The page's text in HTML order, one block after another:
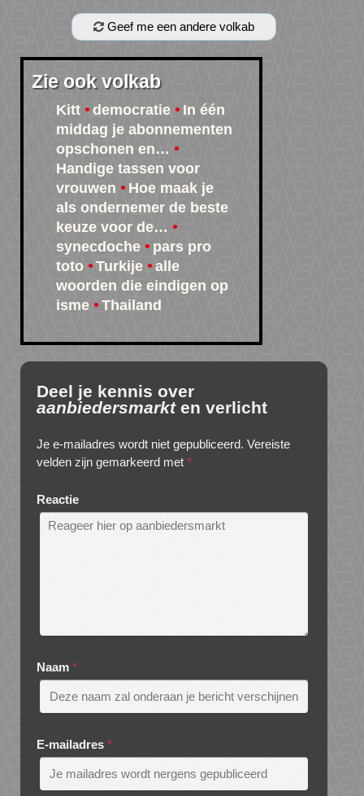
Geef me een andere volkab
Zie ook volkab
Kitt democratie
In één
middag je abonnementen
opschonen en…
Handige tassen voor
vrouwen
Hoe maak je
als ondernemer de beste
keuze voor de…
synecdoche
pars pro
toto
Turkije
alle
woorden die eindigen op
isme
Thailand
Deel je kennis over
aanbiedersmarkten verlicht
Je e-mailadres wordt niet gepubliceerd. Vereiste
velden zijn gemarkeerd met *
Reactie
Naam *
E-mailadres *